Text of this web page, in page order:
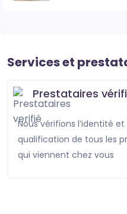
Services et
Prestataires
Nous vérifions l’identité et la
qualification de tous les
qui viennent chez vous